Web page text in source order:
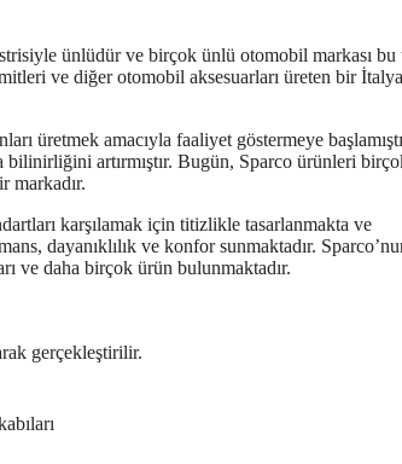
ünlüdür ve birçok ünlü otomobil markası bu
ve diğer otomobil aksesuarları üreten bir
üretmek amacıyla faaliyet göstermeye
artırmıştır. Bugün, Sparco ürünleri
markadır.
karşılamak için titizlikle tasarlanmakta ve
dayanıklılık ve konfor sunmaktadır.
ve daha birçok ürün bulunmaktadır.
gerçekleştirilir.